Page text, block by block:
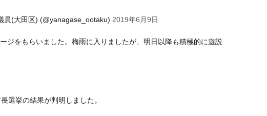
(大田区) (@yanagase_ootaku) 2019年6月9日
ジをもらいました。梅雨に入りましたが、明日以降も積極的に遊説
選挙の結果が判明しました。